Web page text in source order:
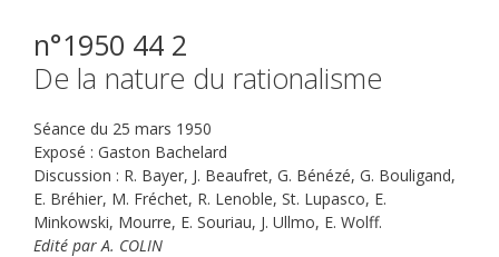
n°1950 44 2
De la nature du rationalisme
Séance du 25 mars 1950
Exposé : Gaston Bachelard
Discussion : R. Bayer, J. Beaufret, G. Bénézé, G. Bouligand,
E. Bréhier, M. Fréchet, R. Lenoble, St. Lupasco, E.
Minkowski, Mourre, E. Souriau, J. Ullmo, E. Wolff.
Edité par A. COLIN